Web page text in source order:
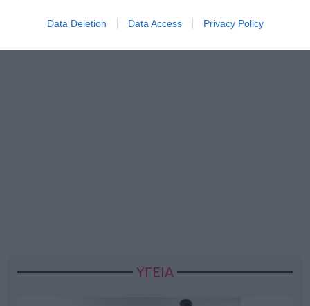
Data Deletion Data Access Privacy Policy
ΥΓΕΙΑ